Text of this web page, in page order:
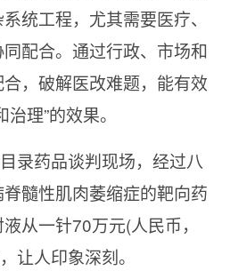
统工程，尤其需要医疗、
配合。通过行政、市场和
，破解医改难题，能有效
理”的效果。
录药品谈判现场，经过八
髓性肌肉萎缩症的靶向药
从一针70万元(人民币，
让人印象深刻。